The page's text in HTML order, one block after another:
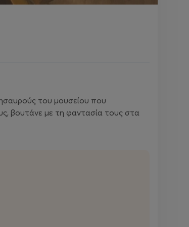
του μουσείου που
βουτάνε με τη φαντασία τους στα